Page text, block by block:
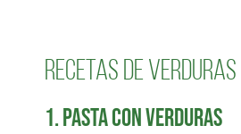
Recetas de
1. Pasta con verduras